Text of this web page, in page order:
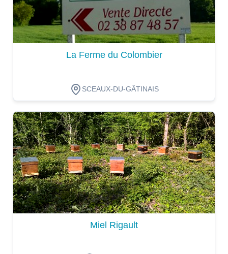
La Ferme du Colombier
SCEAUX-DU-GÂTINAIS
Dégustation
Miel Rigault